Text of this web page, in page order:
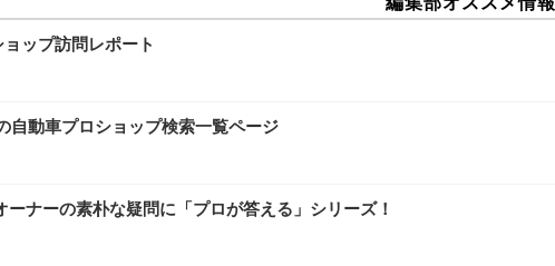
ップ訪問レポート
動車プロショップ検索一覧ページ
ーナーの素朴な疑問に「プロが答える」シリーズ！